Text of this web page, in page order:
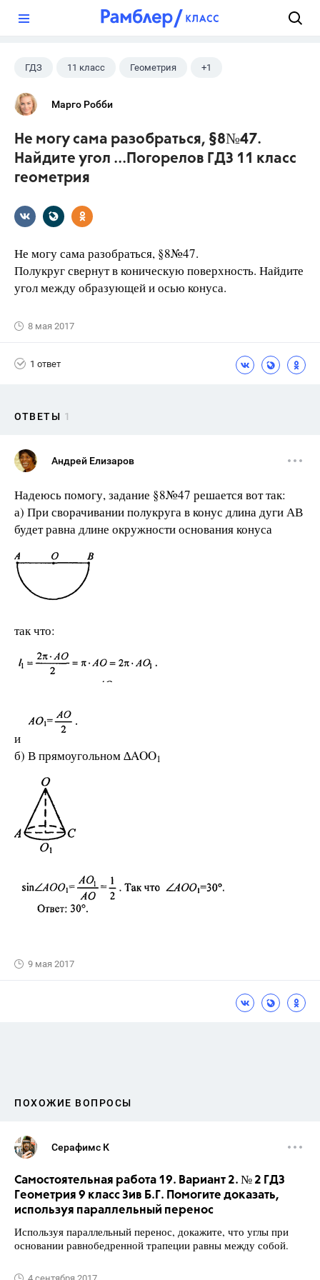
ГДЗ 11 класс Геометрия +1
Погорелов А.В.
Марго Робби
Не могу сама разобраться, §8№47.
Найдите угол ...Погорелов ГДЗ 11 класс
геометрия
Не могу сама разобраться, §8№47.
Полукруг свернут в коническую поверхность. Найдите
угол между образующей и осью конуса.
8 мая 2017
1 ответ
ОТВЕТЫ 1
Андрей Елизаров
Надеюсь помогу, задание §8№47 решается вот так:
а) При сворачивании полукруга в конус длина дуги АВ
будет равна длине окружности основания конуса
так что:
и
б) В прямоугольном ∆ΑΟΟ1
9 мая 2017
ПОХОЖИЕ ВОПРОСЫ
Серафимс К
Самостоятельная работа 19. Вариант 2. № 2 ГДЗ
Геометрия 9 класс Зив Б.Г. Помогите доказать,
используя параллельный перенос
Используя параллельный перенос, докажите, что углы при
основании равнобедренной трапеции равны между собой.